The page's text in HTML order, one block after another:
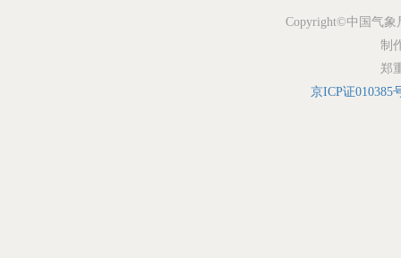
Copyright©中国气象
制
郑
京ICP证010385